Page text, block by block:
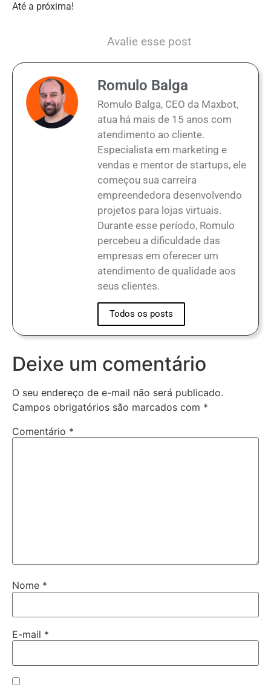
Até a próxima!
Avalie esse post
Romulo Balga
Romulo Balga, CEO da Maxbot,
atua há mais de 15 anos com
atendimento ao cliente.
Especialista em marketing e
vendas e mentor de startups, ele
começou sua carreira
empreendedora desenvolvendo
projetos para lojas virtuais.
Durante esse período, Romulo
percebeu a dificuldade das
empresas em oferecer um
atendimento de qualidade aos
seus clientes.
Todos os posts
Deixe um comentário
O seu endereço de e-mail não será publicado.
Campos obrigatórios são marcados com *
Comentário *
Nome *
E-mail *